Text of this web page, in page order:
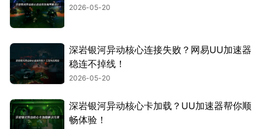
2026-05-20
深岩银河异动核心连接失败？网易UU加速器
稳连不掉线！
2026-05-20
深岩银河异动核心卡加载？UU加速器帮你顺
畅体验！